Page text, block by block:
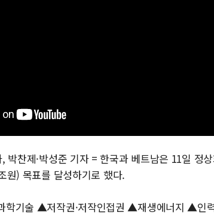
박찬제·박성준 기자 = 한국과 베트남은 11일 정
원) 목표를 달성하기로 했다.
학기술 ▲저작권·저작인접권 ▲재생에너지 ▲인